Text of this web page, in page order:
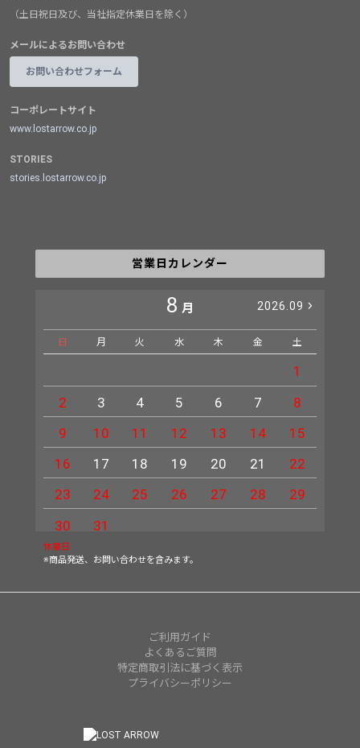
（土日祝日及び、当社指定休業日を除く）
メールによるお問い合わせ
お問い合わせフォーム
コーポレートサイト
www.lostarrow.co.jp
STORIES
stories.lostarrow.co.jp
営業日カレンダー
8 月 2026.09
日 月 火 水 木 金 土
1
2
3 4 5 6 7
8
9
10 11 12 13 14
15
16
17 18 19 20 21
22
23
24 25 26 27 28
29
30
31
休業日
※商品発送、お問い合わせを含みます。
ご利用ガイド
よくあるご質問
特定商取引法に基づく表示
プライバシーポリシー